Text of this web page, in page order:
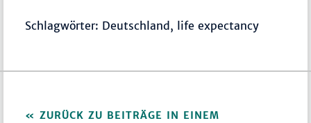
Schlagwörter: Deutschland, life expectancy
ZURÜCK ZU BEITRÄGE IN EINEM